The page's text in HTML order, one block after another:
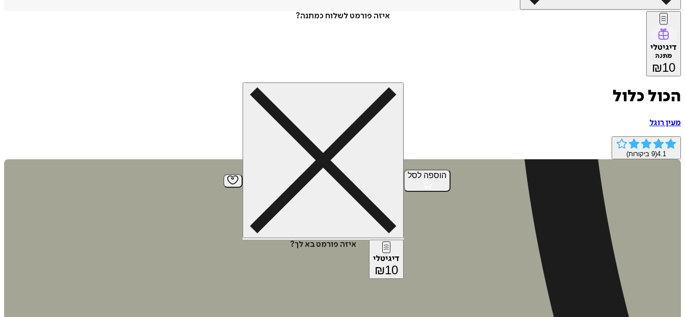
איזה פורמט לשלוח כמתנה?
דיגיטלי
מתנה
₪10
הוספה לסל
איזה פורמט בא לך?
דיגיטלי
₪10
הכול כלול
מעין רוגל
4.1
(
9 ביקורות)